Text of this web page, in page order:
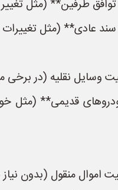
توافق طرفین** (مثل
سند عادی** (مثل
قدیمی** (مثل